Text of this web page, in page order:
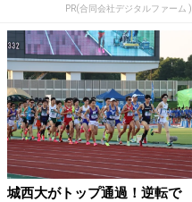
PR(合同会社デジタルファーム )
城西大がトップ通過！逆転で